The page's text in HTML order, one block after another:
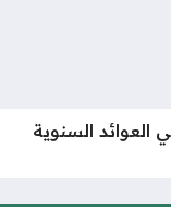
العوائد السنوية